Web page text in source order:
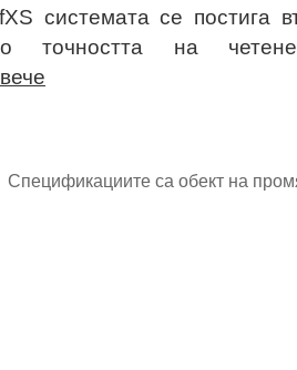
системата се постига
точността на
Спецификациите са обект на